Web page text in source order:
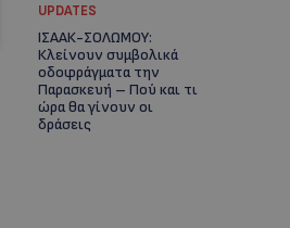
UPDATES
ΙΣΑΑΚ-ΣΟΛΩΜΟΥ:
Κλείνουν συμβολικά
οδοφράγματα την
Παρασκευή – Πού και τι
ώρα θα γίνουν οι
δράσεις